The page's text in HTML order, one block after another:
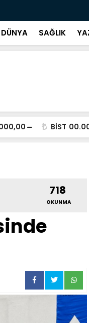
FIRAT
DÜNYA SAĞLIK
BİST
718
OKUNMA